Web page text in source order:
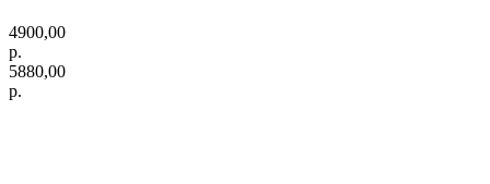
4900,00
р.
5880,00
р.